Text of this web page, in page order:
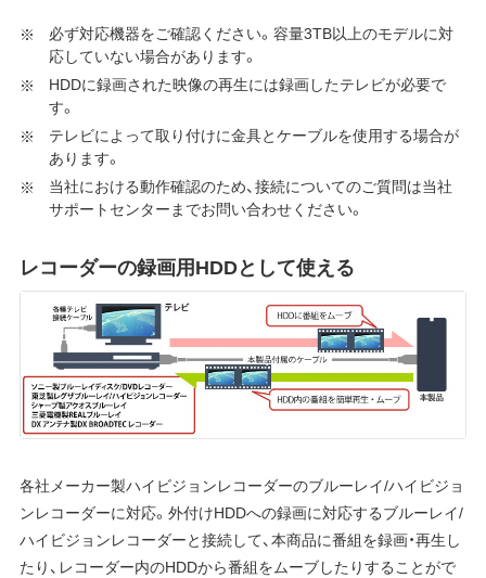
必ず対応機器をご確認ください。容量3TB以上のモデルに対
応していない場合があります。
HDDに録画された映像の再生には録画したテレビが必要で
す。
テレビによって取り付けに金具とケーブルを使用する場合が
あります。
当社における動作確認のため、接続についてのご質問は当社
サポートセンターまでお問い合わせください。
レコーダーの録画用HDDとして使える
各社メーカー製ハイビジョンレコーダーのブルーレイ/ハイビジョ
ンレコーダーに対応。外付けHDDへの録画に対応するブルーレイ/
ハイビジョンレコーダーと接続して、本商品に番組を録画・再生し
たり、レコーダー内のHDDから番組をムーブしたりすることがで